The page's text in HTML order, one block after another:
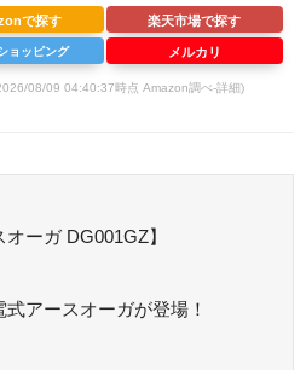
08/09 04:40:37時点 Amazon調べ-詳細)
で探す 楽天市場で探す
ョッピング メルカリ
ーガ DG001GZ】
アースオーガが登場！